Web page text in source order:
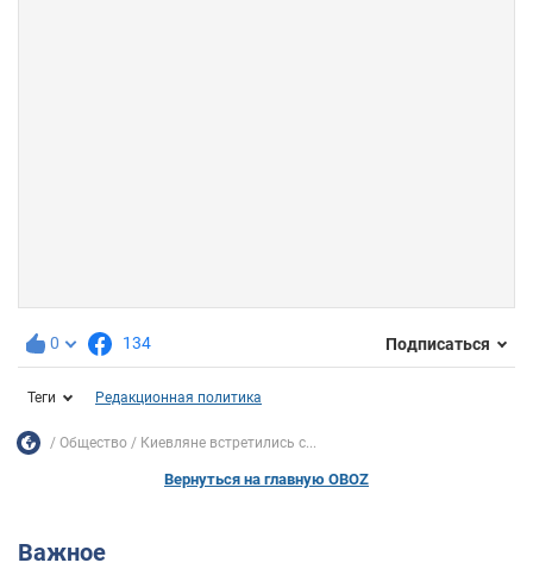
0 134 Подписаться
Теги Редакционная политика
Общество Киевляне встретились с...
Вернуться на главную OBOZ
Важное